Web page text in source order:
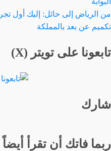
من الرياض إلى حائل: إليك أول
تكميم عن بعد بالمملكة
تابعونا على تويتر (X)
شارك
ربما فاتك أن تقرأ أيضاً